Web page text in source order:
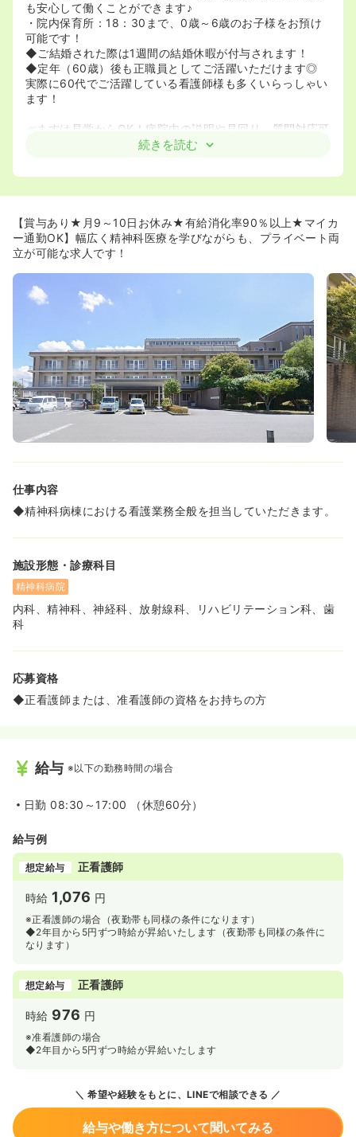
も安心して働くことができます♪
・院内保育所：18：30まで、0歳～6歳のお子様をお預け
可能です！
◆ご結婚された際は1週間の結婚休暇が付与されます！
◆定年（60歳）後も正職員としてご活躍いただけます◎
実際に60代でご活躍している看護師様も多くいらっしゃい
ます！
≪ますは見学からOK！病院内の説明や見回り、質問対応可
“実際の雰囲気を見てみたい…”“気になるけど、面接は敷居
《ご希望の働き方に合わせて、配属を決定いたします！》
◆学びたいことや希望の働き方を事前に確認し、配属を決
療養～スーパー救急まで幅広くキャリアを選択擦ることが
可能です！
◆救急急性期病棟：看護師の配置が最も手厚く、幅広い疾
患層患者様が入院されております
主な疾患層：認知症、統合失調症、アルコール依存症
◆急性期病棟：うつや依存症の治療がメインの病棟になっ
ております
主な疾患層：うつ、アルコール依存症、ギャンブル依存症
続きを読む
【賞与あり★月9～10日お休み★有給消化率90％以上★マイカ
ー通勤OK】幅広く精神科医療を学びながらも、プライベート両
立が可能な求人です！
仕事内容
◆精神科病棟における看護業務全般を担当していただきます。
施設形態・診療科目
精神科病院
内科、精神科、神経科、放射線科、リハビリテーション科、歯
科
応募資格
◆正看護師または、准看護師の資格をお持ちの方
給与 ※以下の勤務時間の場合
日勤 08:30～17:00 （休憩60分）
給与例
想定給与 正看護師
時給 1,076 円
※正看護師の場合（夜勤帯も同様の条件になります）
◆2年目から5円ずつ時給が昇給いたします（夜勤帯も同様の条件に
なります）
想定給与 正看護師
時給 976 円
※准看護師の場合
◆2年目から5円ずつ時給が昇給いたします
希望や経験をもとに、LINEで相談できる
給与や働き方について聞いてみる